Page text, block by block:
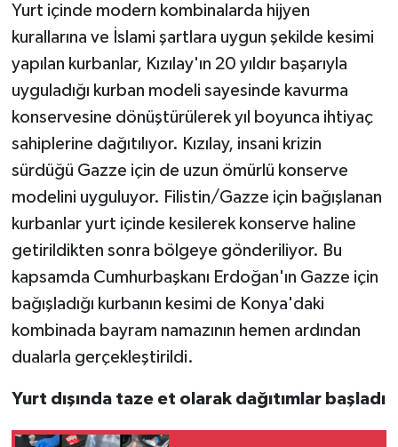
Yurt içinde modern kombinalarda hijyen
kurallarına ve İslami şartlara uygun şekilde kesimi
yapılan kurbanlar, Kızılay'ın 20 yıldır başarıyla
uyguladığı kurban modeli sayesinde kavurma
konservesine dönüştürülerek yıl boyunca ihtiyaç
sahiplerine dağıtılıyor. Kızılay, insani krizin
sürdüğü Gazze için de uzun ömürlü konserve
modelini uyguluyor. Filistin/Gazze için bağışlanan
kurbanlar yurt içinde kesilerek konserve haline
getirildikten sonra bölgeye gönderiliyor. Bu
kapsamda Cumhurbaşkanı Erdoğan'ın Gazze için
bağışladığı kurbanın kesimi de Konya'daki
kombinada bayram namazının hemen ardından
dualarla gerçekleştirildi.
Yurt dışında taze et olarak dağıtımlar başladı